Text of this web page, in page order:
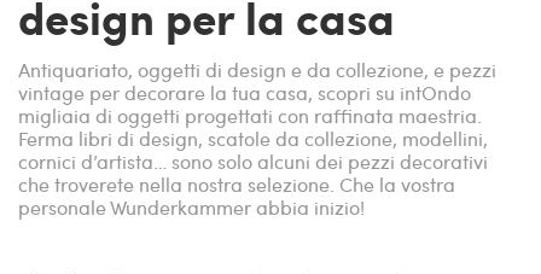
design per la casa
Antiquariato, oggetti di design e da collezione, e pezzi
vintage per decorare la tua casa, scopri su intOndo
migliaia di oggetti progettati con raffinata maestria.
Ferma libri di design, scatole da collezione, modellini,
cornici d’artista… sono solo alcuni dei pezzi decorativi
che troverete nella nostra selezione. Che la vostra
personale Wunderkammer abbia inizio!